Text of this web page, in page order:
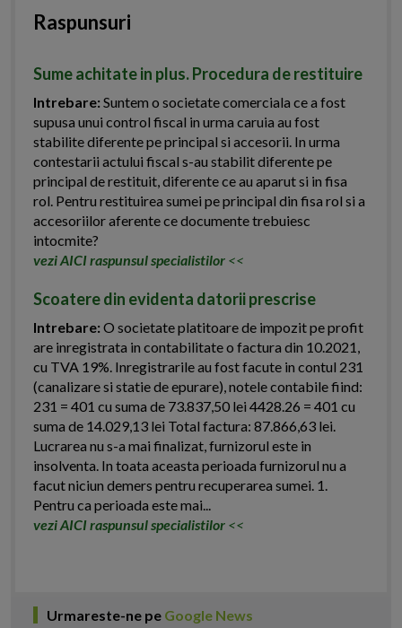
Raspunsuri
Sume achitate in plus. Procedura de restituire
Intrebare:Suntem o societate comerciala ce a fost
supusa unui control fiscal in urma caruia au fost
stabilite diferente pe principal si accesorii. In urma
contestarii actului fiscal s-au stabilit diferente pe
principal de restituit, diferente ce au aparut si in fisa
rol. Pentru restituirea sumei pe principal din fisa rol si a
accesoriilor aferente ce documente trebuiesc
intocmite?
vezi AICI raspunsul specialistilor <<
Scoatere din evidenta datorii prescrise
Intrebare:O societate platitoare de impozit pe profit
are inregistrata in contabilitate o factura din 10.2021,
cu TVA 19%. Inregistrarile au fost facute in contul 231
(canalizare si statie de epurare), notele contabile fiind:
231 = 401 cu suma de 73.837,50 lei 4428.26 = 401 cu
suma de 14.029,13 lei Total factura: 87.866,63 lei.
Lucrarea nu s-a mai finalizat, furnizorul este in
insolventa. In toata aceasta perioada furnizorul nu a
facut niciun demers pentru recuperarea sumei. 1.
Pentru ca perioada este mai...
vezi AICI raspunsul specialistilor <<
Urmareste-ne pe Google News